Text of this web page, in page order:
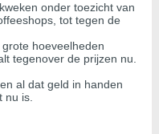
onder toezicht van
tot tegen de
hoeveelheden
tegenover de prijzen nu.
al dat geld in handen
nu is.